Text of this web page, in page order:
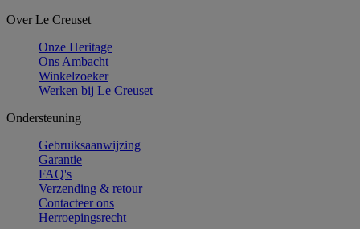
Over Le Creuset
Onze Heritage
Ons Ambacht
Winkelzoeker
Werken bij Le Creuset
Ondersteuning
Gebruiksaanwijzing
Garantie
FAQ's
Verzending & retour
Contacteer ons
Herroepingsrecht